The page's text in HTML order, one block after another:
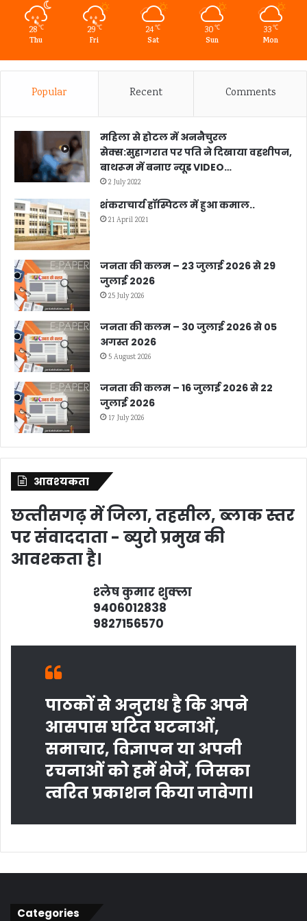
28℃
Thu
29℃
Fri
24℃
Sat
30 ℃
Sun
33℃
Mon
Popular Recent Comments
महिला से होटल में अननैचुरल
सेक्स:सुहागरात पर पति ने दिखाया वहशीपन,
बाथरूम में बनाए न्यूड VIDEO…
2 July 2022
शंकराचार्य हॉस्पिटल में हुआ कमाल..
21 April 2021
जनता की कलम – 23 जुलाई 2026 से 29
जुलाई 2026
25 July 2026
जनता की कलम – 30 जुलाई 2026 से 05
अगस्त 2026
5 August 2026
जनता की कलम – 16 जुलाई 2026 से 22
जुलाई 2026
17 July 2026
आवश्‍यकता
छत्‍तीसगढ़ में जिला, तहसील, ब्‍लाक स्‍तर
पर संवाददाता - ब्‍युरो प्रमुख की
आवश्‍कता है।
श्‍लेष कुमार शुक्‍ला
9406012838
9827156570
पाठकों से अनुराध है कि अपने
आसपास घटित घटनाओं,
समाचार, विज्ञापन या अपनी
रचनाओं को हमें भेजें, जिसका
त्‍वरित प्रकाशन किया जावेगा।
Categories